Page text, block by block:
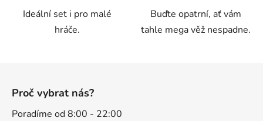
Ideální set i pro malé
hráče.
hvězdiček.
Buďte opatrní, ať vám
tahle mega věž nespadne.
Proč vybrat nás?
Poradíme od 8:00 - 22:00